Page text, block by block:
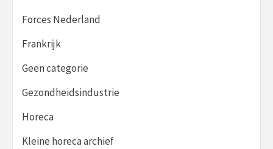
Forces Nederland
Frankrijk
Geen categorie
Gezondheidsindustrie
Horeca
Kleine horeca archief